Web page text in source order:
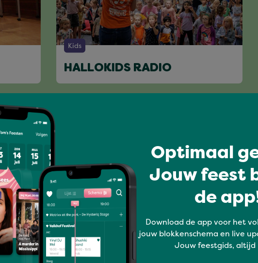
Kids
HALLOKIDS RADIO
Optimaal
Jouw feest
de
Download de app voor het
jouw blokkenschema en live
Jouw feestgids, altijd